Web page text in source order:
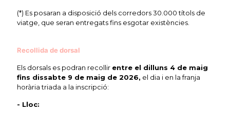
(*) Es posaran a disposició dels corredors 30.000 títols de
viatge, que seran entregats fins esgotar existències.
Recollida de dorsal
Els dorsals es podran recollir entre el dilluns 4 de maig
fins dissabte 9 de maig de 2026, el dia i en la franja
horària triada a la inscripció:
- Lloc: